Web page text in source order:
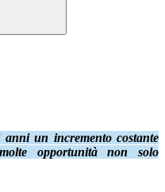
un incremento costante
opportunità non solo